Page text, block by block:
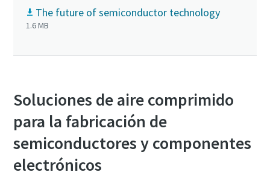
The future of semiconductor technology
1.6 MB
Soluciones de aire comprimido
para la fabricación de
semiconductores y componentes
electrónicos